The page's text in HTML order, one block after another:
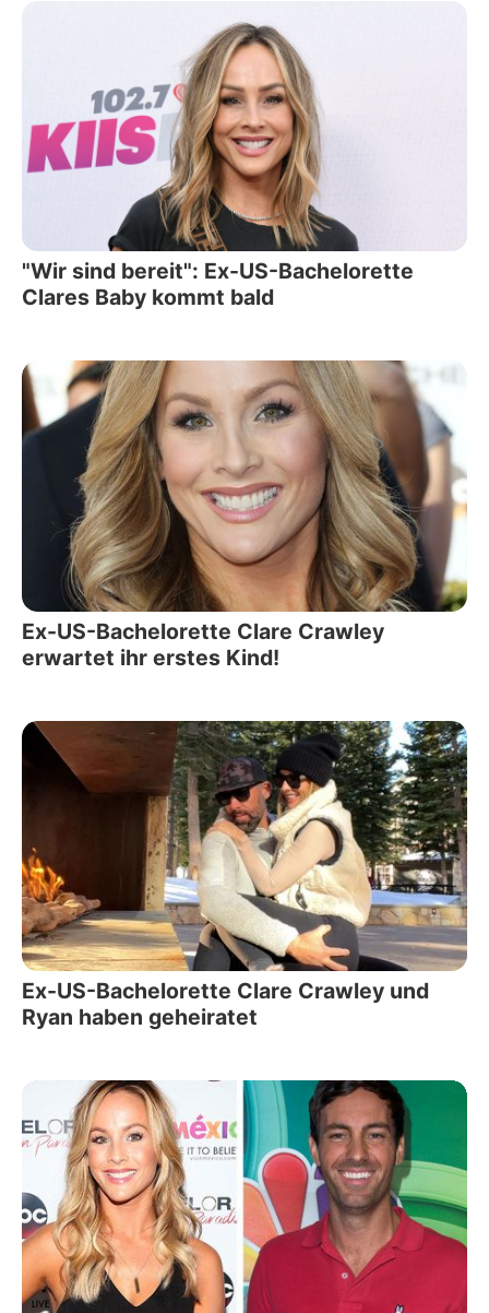
"Wir sind bereit": Ex-US-Bachelorette
Clares Baby kommt bald
Ex-US-Bachelorette Clare Crawley
erwartet ihr erstes Kind!
Ex-US-Bachelorette Clare Crawley und
Ryan haben geheiratet